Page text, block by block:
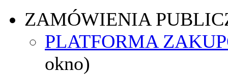
ZAMÓWIENIA
PLATFORMA
okno)